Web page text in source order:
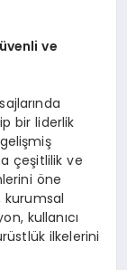
üvenli ve
bir liderlik
çeşitlilik ve
öne
kurumsal
kullanıcı
ilkelerini